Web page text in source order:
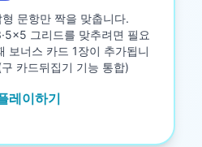
형 문항만 짝을 맞춥니다.
그리드를 맞추려면 필요
보너스 카드 1장이 추가됩니
카드뒤집기 기능 통합)
레이하기